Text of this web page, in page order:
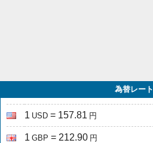
為替レート
1 USD = 157.81 円
1 GBP = 212.90 円